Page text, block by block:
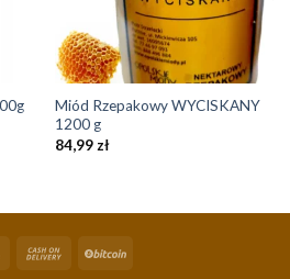
Miód Rzepakowy WYCISKANY
1200 g
84,99 zł